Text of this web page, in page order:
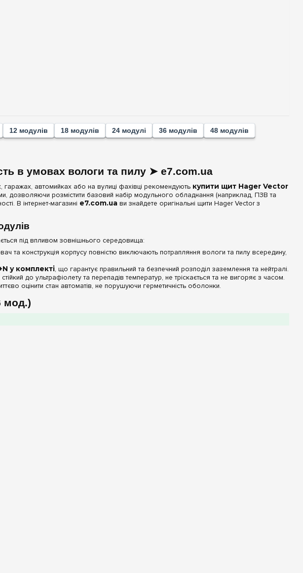
12 модулів 18 модулів 24 модулі 36 модулів
48 модулів
в умовах вологи та пилу ➤ e7.com.ua
гаражах, автомийках або на вулиці фахівці рекомендують купити щит Hager Vector
дозволяючи розмістити базовий набір модульного обладнання (наприклад, ПЗВ та
В інтернет-магазині e7.com.ua ви знайдете оригінальні щити Hager Vector з
під впливом зовнішнього середовища:
та конструкція корпусу повністю виключають потрапляння вологи та пилу всередину,
у комплекті, що гарантує правильний та безпечний розподіл заземлення та нейтралі.
до ультрафіолету та перепадів температур, не тріскається та не вигоряє з часом.
оцінити стан автоматів, не порушуючи герметичність оболонки.
мод.)